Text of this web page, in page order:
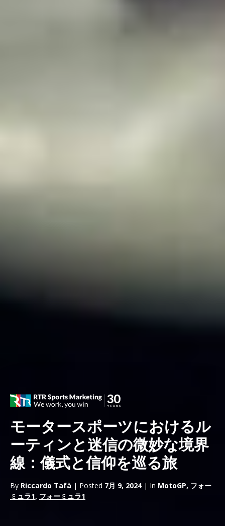
モータースポーツにおけるル
ーティンと迷信の微妙な境界
線：儀式と信仰を巡る旅
By Riccardo Tafà | Posted 7月 9, 2024| In MotoGP, フォー
ミュラ1, フォーミュラ1